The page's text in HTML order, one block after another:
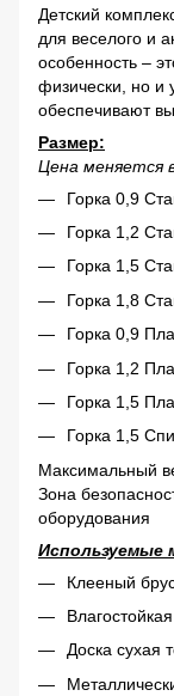
Детский
для веселого и
особенность –
физически, но и
обеспечивают
Размер:
Цена меняется
Горка 0,9
Горка 1,2
Горка 1,5
Горка 1,8
Горка 0,9
Горка 1,2
Горка 1,5
Горка 1,5
Максимальный
Зона
оборудования
Используемые
Клееный
Доска сухая